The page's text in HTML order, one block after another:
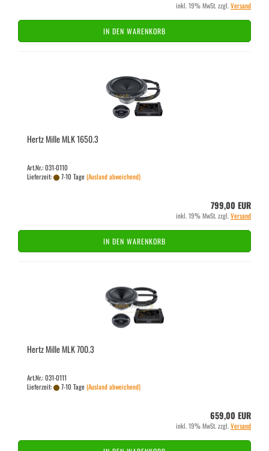
inkl. 19% MwSt. zzgl.Versand
IN DEN WARENKORB
Hertz Mille MLK 1650.3
Art.Nr.: 031-0110
Lieferzeit:
7-10 Tage(Ausland abweichend)
799,00 EUR
inkl. 19% MwSt. zzgl.Versand
IN DEN WARENKORB
Hertz Mille MLK 700.3
Art.Nr.: 031-0111
Lieferzeit:
7-10 Tage(Ausland abweichend)
659,00 EUR
inkl. 19% MwSt. zzgl.Versand